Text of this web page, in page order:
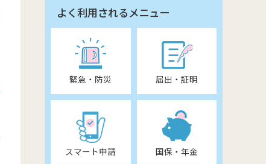
よく利用されるメニュー
緊急・防災 届出・証明
スマート申請 国保・年金